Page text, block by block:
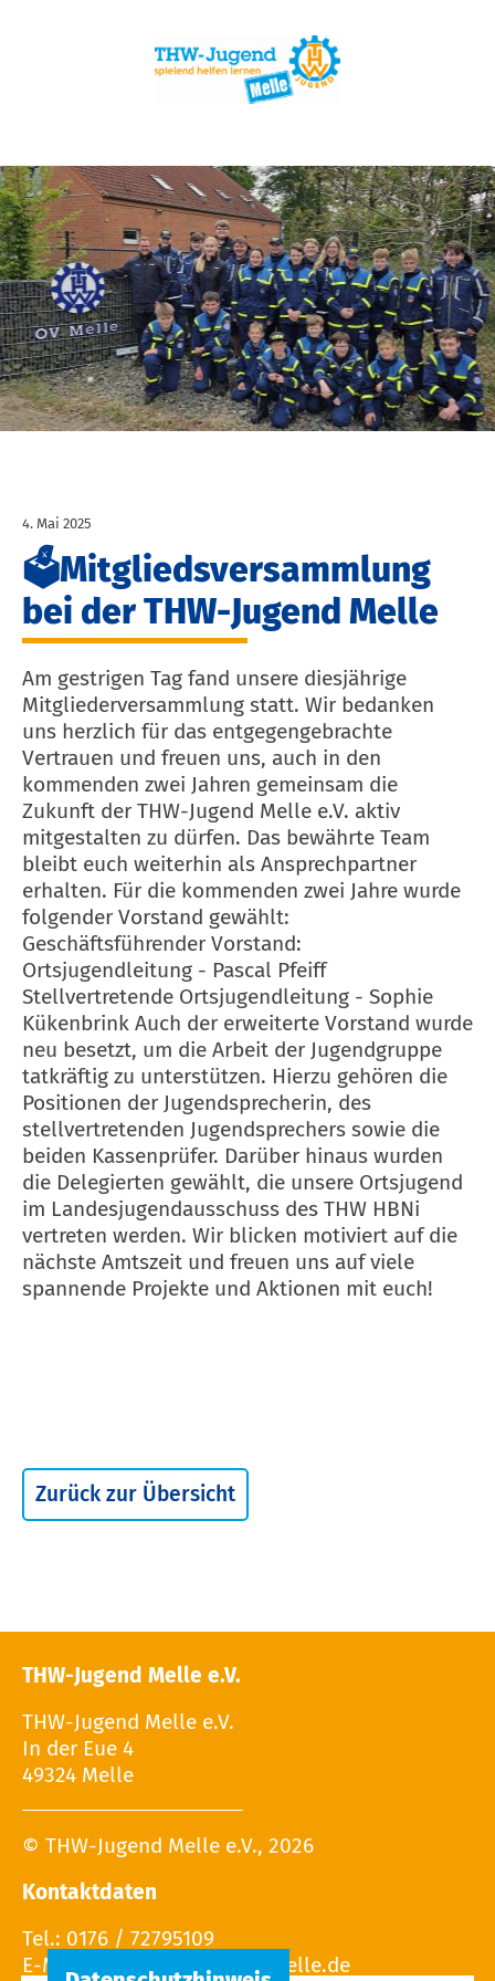
4. Mai 2025
🗳Mitgliedsversammlung
bei der THW-Jugend Melle
Am gestrigen Tag fand unsere diesjährige
Mitgliederversammlung statt. Wir bedanken
uns herzlich für das entgegengebrachte
Vertrauen und freuen uns, auch in den
kommenden zwei Jahren gemeinsam die
Zukunft der THW-Jugend Melle e.V. aktiv
mitgestalten zu dürfen. Das bewährte Team
bleibt euch weiterhin als Ansprechpartner
erhalten. Für die kommenden zwei Jahre wurde
folgender Vorstand gewählt:
Geschäftsführender Vorstand:
Ortsjugendleitung - Pascal Pfeiff
Stellvertretende Ortsjugendleitung - Sophie
Kükenbrink Auch der erweiterte Vorstand wurde
neu besetzt, um die Arbeit der Jugendgruppe
tatkräftig zu unterstützen. Hierzu gehören die
Positionen der Jugendsprecherin, des
stellvertretenden Jugendsprechers sowie die
beiden Kassenprüfer. Darüber hinaus wurden
die Delegierten gewählt, die unsere Ortsjugend
im Landesjugendausschuss des THW HBNi
vertreten werden. Wir blicken motiviert auf die
nächste Amtszeit und freuen uns auf viele
spannende Projekte und Aktionen mit euch!
Zurück zur Übersicht
THW-Jugend Melle e.V.
THW-Jugend Melle e.V.
In der Eue 4
49324 Melle
© THW-Jugend Melle e.V., 2026
Kontaktdaten
Tel.: 0176 / 72795109
E-Mail: